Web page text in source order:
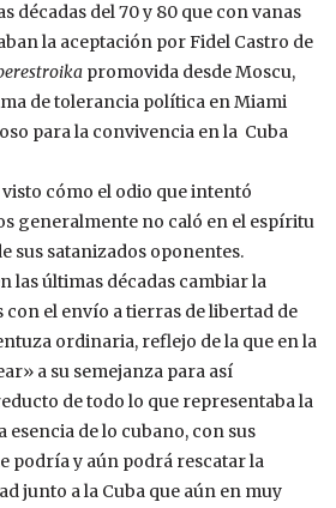
décadas del 70 y 80 que con vanas
la aceptación por Fidel Castro de
promovida desde Moscu,
de tolerancia política en Miami
para la convivencia en la Cuba
cómo el odio que intentó
generalmente no caló en el espíritu
sus satanizados oponentes.
las últimas décadas cambiar la
el envío a tierras de libertad de
ordinaria, reflejo de la que en la
a su semejanza para así
de todo lo que representaba la
esencia de lo cubano, con sus
podría y aún podrá rescatar la
junto a la Cuba que aún en muy